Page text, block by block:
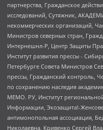
партнерства, Гражданское
исследований, Сутяжник,
некоммерческих организаций,
Министров северных стран,
Интернешнл-Р, Центр Защиты
Институт развития прессы -
Петербурге Совета Министров
прессы, Гражданский контроль,
по сохранению наследия
МЕМО. РУ, Институт
Информации, Экозащита!-
антимонопольная ассоциация,
Николаевна, Кривенко Сергей